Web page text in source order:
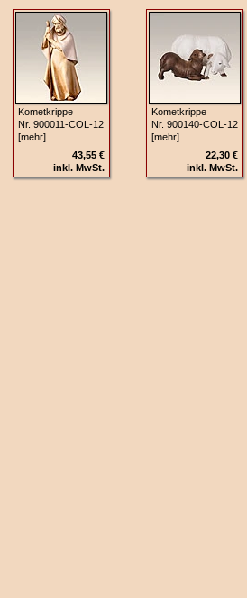
Kometkrippe
Nr. 900011‑COL‑12
[mehr]
43,55 €
inkl. MwSt.
Kometkrippe
Nr. 900140‑COL‑12
[mehr]
22,30 €
inkl. MwSt.